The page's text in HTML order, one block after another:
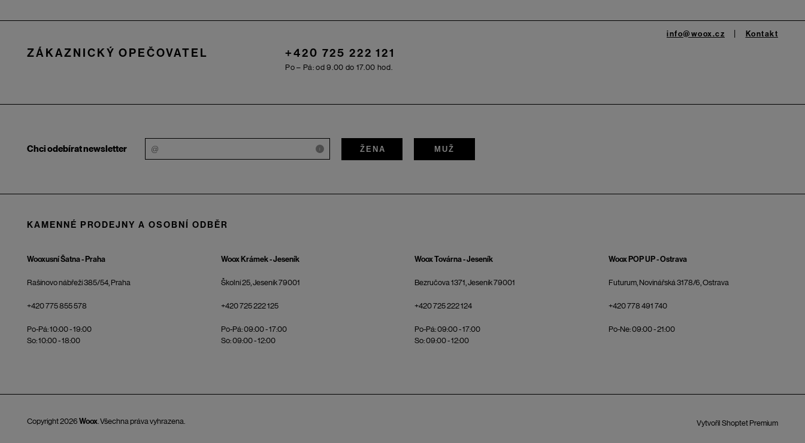
ZÁKAZNICKÝ OPEČOVATEL +420 725 222 121
Po – Pá: od 9.00 do 17.00 hod.
info@woox.cz Kontakt
Chci odebírat newsletter i ŽENA MUŽ
KAMENNÉ PRODEJNY A OSOBNÍ ODBĚR
Wooxusní Šatna - Praha
Rašínovo nábřeží 385/54, Praha
+420 775 855 578
Po-Pá: 10:00 - 19:00
So: 10:00 - 18:00
Woox Krámek - Jeseník
Školní 25, Jeseník 79001
+420 725 222 125
Po-Pá: 09:00 - 17:00
So: 09:00 - 12:00
Woox Továrna - Jeseník
Bezručova 1371, Jeseník 79001
+420 725 222 124
Po-Pá: 09:00 - 17:00
So: 09:00 - 12:00
Woox POP UP - Ostrava
Futurum, Novinářská 3178/6, Ostrava
+420 778 491 740
Po-Ne: 09:00 - 21:00
Vytvořil Shoptet Premium
Copyright 2026 Woox. Všechna práva vyhrazena.